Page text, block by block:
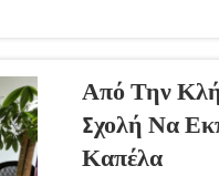
Από Την
Σχολή Να
Καπέλα